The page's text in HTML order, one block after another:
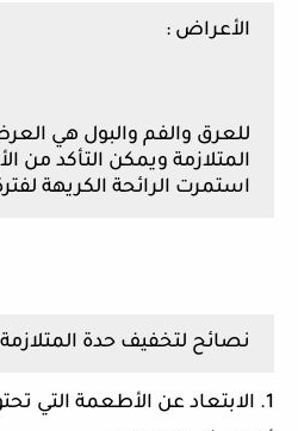
الرائحة
للعرق والفم والبول هي
المتلازمة ويمكن التأكد من
استمرت الرائحة الكريهة
نصائح لتخفيف حدة المتلازمة
1. الابتعاد عن الأطعمة التي